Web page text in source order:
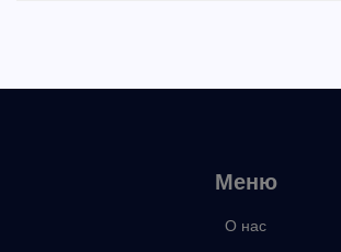
Меню
О нас